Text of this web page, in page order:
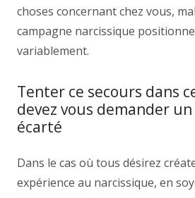
choses concernant chez vous,
campagne narcissique
variablement.
Tenter ce secours dans
devez vous demander
écarté
Dans le cas où tous désirez
expérience au narcissique, en